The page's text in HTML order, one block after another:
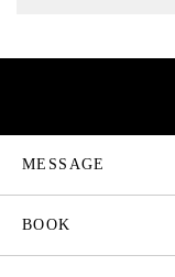
MESSAGE
BOOK